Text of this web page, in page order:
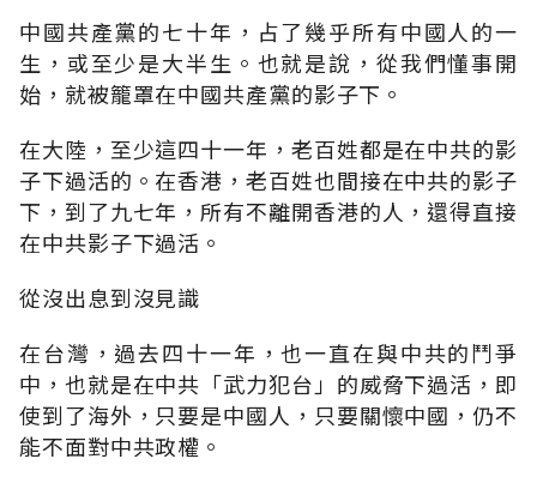
中國共產黨的七十年，占了幾乎所有中國人的一
生，或至少是大半生。也就是說，從我們懂事開
始，就被籠罩在中國共產黨的影子下。
在大陸，至少這四十一年，老百姓都是在中共的影
子下過活的。在香港，老百姓也間接在中共的影子
下，到了九七年，所有不離開香港的人，還得直接
在中共影子下過活。
從沒出息到沒見識
在台灣，過去四十一年，也一直在與中共的鬥爭
中，也就是在中共「武力犯台」的威脅下過活，即
使到了海外，只要是中國人，只要關懷中國，仍不
能不面對中共政權。